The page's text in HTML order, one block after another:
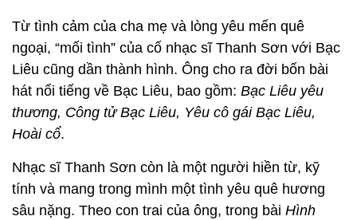
Từ tình cảm của cha mẹ và lòng yêu mến quê
ngoại, “mối tình” của cố nhạc sĩ Thanh Sơn với Bạc
Liêu cũng dần thành hình. Ông cho ra đời bốn bài
hát nổi tiếng về Bạc Liêu, bao gồm: Bạc Liêu yêu
thương, Công tử Bạc Liêu, Yêu cô gái Bạc Liêu,
Hoài cổ.
Nhạc sĩ Thanh Sơn còn là một người hiền từ, kỹ
tính và mang trong mình một tình yêu quê hương
sâu nặng. Theo con trai của ông, trong bài Hình